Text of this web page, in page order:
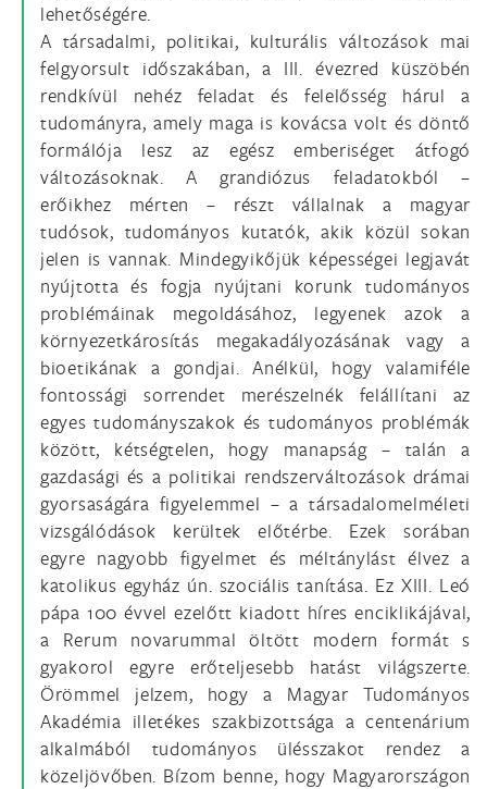
lehetőségére.
A társadalmi, politikai, kulturális változások mai
felgyorsult időszakában, a III. évezred küszöbén
rendkívül nehéz feladat és felelősség hárul a
tudományra, amely maga is kovácsa volt és döntő
formálója lesz az egész emberiséget átfogó
változásoknak. A grandiózus feladatokból –
erőikhez mérten – részt vállalnak a magyar
tudósok, tudományos kutatók, akik közül sokan
jelen is vannak. Mindegyikőjük képességei legjavát
nyújtotta és fogja nyújtani korunk tudományos
problémáinak megoldásához, legyenek azok a
környezetkárosítás megakadályozásának vagy a
bioetikának a gondjai. Anélkül, hogy valamiféle
fontossági sorrendet merészelnék felállítani az
egyes tudományszakok és tudományos problémák
között, kétségtelen, hogy manapság – talán a
gazdasági és a politikai rendszerváltozások drámai
gyorsaságára figyelemmel – a társadalomelméleti
vizsgálódások kerültek előtérbe. Ezek sorában
egyre nagyobb figyelmet és méltánylást élvez a
katolikus egyház ún. szociális tanítása. Ez XIII. Leó
pápa 100 évvel ezelőtt kiadott híres enciklikájával,
a Rerum novarummal öltött modern formát s
gyakorol egyre erőteljesebb hatást világszerte.
Örömmel jelzem, hogy a Magyar Tudományos
Akadémia illetékes szakbizottsága a centenárium
alkalmából tudományos ülésszakot rendez a
közeljövőben. Bízom benne, hogy Magyarországon